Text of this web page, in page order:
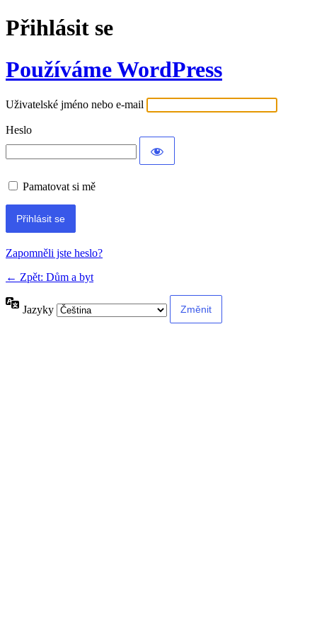
Přihlásit se
Používáme WordPress
Uživatelské jméno nebo e-mail
Heslo
Pamatovat si mě
Alternative:
Zapomněli jste heslo?
← Zpět: Dům a byt
Jazyky